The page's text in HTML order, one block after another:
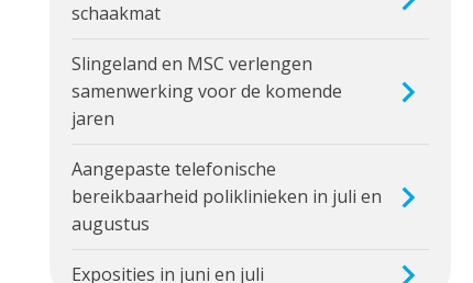
schaakmat
Slingeland en MSC verlengen
samenwerking voor de komende
jaren
Aangepaste telefonische
bereikbaarheid poliklinieken in juli en
augustus
Exposities in juni en juli